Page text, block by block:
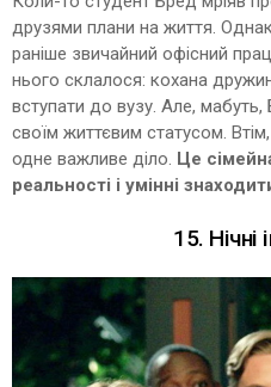
друзями плани на життя. Однак
раніше звичайний офісний
нього склалося: кохана
вступати до вузу. Але,
своїм життєвим статусом.
одне важливе діло. Це
реальності і умінні
15. Нічні